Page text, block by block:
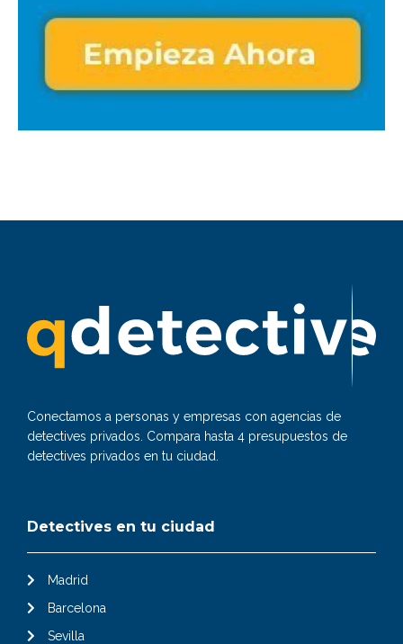
Conectamos a personas y empresas con agencias de
detectives privados. Compara hasta 4 presupuestos de
detectives privados en tu ciudad.
Detectives en tu ciudad
Madrid
Barcelona
Sevilla